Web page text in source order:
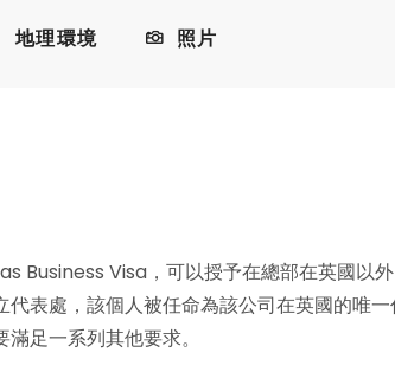
地理環境 照片
Business Visa，可以授予在總部在英國以外
表處，該個人被任命為該公司在英國的唯
足一系列其他要求。